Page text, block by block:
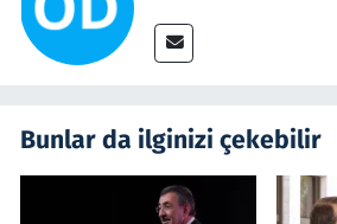
Bunlar da ilginizi çekebilir